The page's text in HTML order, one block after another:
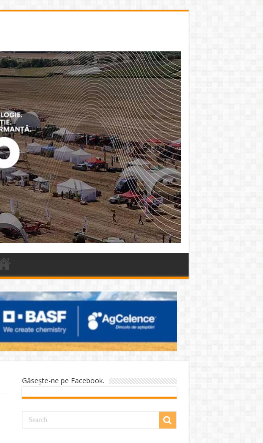
Găseşte-ne pe Facebook.